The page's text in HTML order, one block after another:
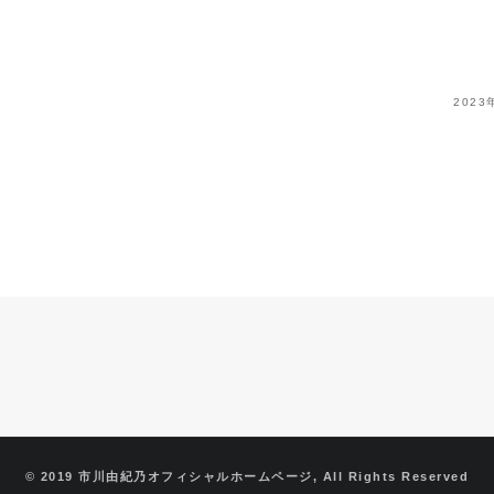
2023
© 2019 市川由紀乃オフィシャルホームページ, All Rights Reserved